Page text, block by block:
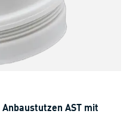
Anbaustutzen AST mit